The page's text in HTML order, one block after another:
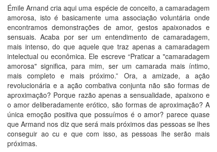
Émile Arnand cria aqui uma espécie de conceito, a camaradagem
amorosa, isto é basicamente uma associação voluntária onde
encontramos demonstrações de amor, gestos apaixonados e
sensuais. Acaba por ser um entendimento de camaradagem,
mais intenso, do que aquele que traz apenas a camaradagem
intelectual ou econômica. Ele escreve “Praticar a "camaradagem
amorosa" significa, para mim, ser um camarada mais íntimo,
mais completo e mais próximo.” Ora, a amizade, a ação
revolucionária e a ação combativa conjunta não são formas de
aproximação? Porque razão apenas a sensualidade, apaixono e
o amor deliberadamente erótico, são formas de aproximação? A
única emoção positiva que possuímos é o amor? parece quase
que Armand nos diz que será mais próximos das pessoas se lhes
conseguir ao cu e que com isso, as pessoas lhe serão mais
próximas.